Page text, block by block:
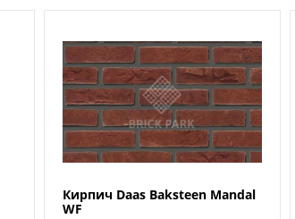
Кирпич Daas Baksteen Mandal
WF